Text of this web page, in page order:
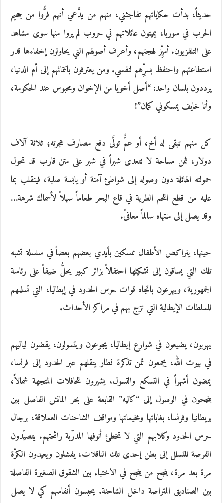
حديثاً، بدأت حكاياتهم تفاجئني، منهم من يدَّعي أنهم فرُّوا من جحيم
الحرب في سوريا، يميتون عائلاتهم في حروب لم يروا منها سوى مشاهد
على التلفزيون. أميِّز لهجتهم، وأعرف أصولهم التي يحاولون إخفاءها قدر
استطاعتهم واحتفظ بسرِّهم لنفسي. ومن يعترفون بانتمائهم إلى أم الدنيا،
يرددون بلسان واحد: “أصل أخويا من الإخوان ومحبوس عند الحكومة،
وأنا خايف يمسكوني كمان”!
كل منهم تبقى له أخ، أو عمٌّ تولَّى دفع مصارف هجرته؛ ثلاثة آلاف
دولار، ثمن مساحة لا تتعدى شبراً في شبر على متن قارب قد تحول
حمولته الهائلة دون وصوله إلى شواطئ آمنة أو يابسة صلبة، فينقلب بما
عليه من قطع اللحم الطرية في قاع البحر طعاماً سهلاً لأسماك شرهة…
وقد يصل إلى منتهاه سالماً معافىً.
حينها، يتراكض الأطفال ممسكين بأيدي بعضهم بعضاً في سلسلة تشبه
تلك التي يساقون إلى تشكيلها احتفالاً بزائر كبير يحلُّ ضيفاً على رئاسة
الجمهورية، ويهرعون باتجاه قوات حرس الحدود في إيطاليا، التي تسلمهم
للسلطات الإيطالية التي تزج بهم في مراكز الأحداث.
يهربون، يضيعون في شوارع إيطاليا، يجوعون ويتسولون، يقضون لياليهم
في بيوت الله، يجمعون ثمن تذكرة قطار ينقلهم عبر الحدود إلى فرنسا،
يمضون أشهراً في التسكع والتسول، يشيرون للحافلات المتجهة شمالاً،
ينجحون في الوصول إلى “كاليه” القابعة على بحر المانش الفاصل بين
بريطانيا وفرنسا، بغاباتها ومخيماتها ومواقف الشاحنات العملاقة، برجال
حرس الحدود وكلابهم التي لا تخطئ أنوفها المدرّبة رائحتهم. يتصيّدون
الفرصة للتسلل إلى بطن إحدى تلك الناقلات، يفشلون ويعيدون الكرّة
مرة بعد مرة، ينجح من ينجح في الاختباء بين الشقوق الصغيرة الفاصلة
بين الصناديق المتراصة داخل الشاحنة. يحبسون أنفاسهم كي لا يصل